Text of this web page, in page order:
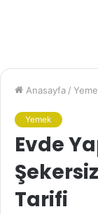
Anasayfa /
Yemek
Evde
Tarifi